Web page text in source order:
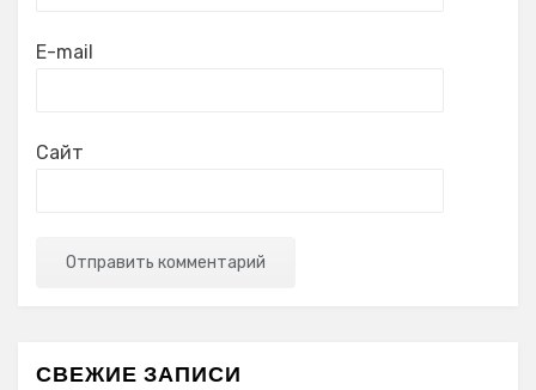
E-mail
Сайт
СВЕЖИЕ ЗАПИСИ